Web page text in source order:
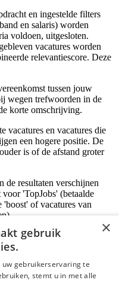
en ingestelde filters
en salaris) worden
voldoen, uitgesloten.
vacatures worden
relevantiescore. Deze
tussen jouw
wegen trefwoorden in de
korte omschrijving.
vacatures en vacatures die
een hogere positie. De
is of de afstand groter
de resultaten verschijnen
'TopJobs' (betaalde
'boost' of vacatures van
×
gebruik
gebruikerservaring te
stemt u in met alle